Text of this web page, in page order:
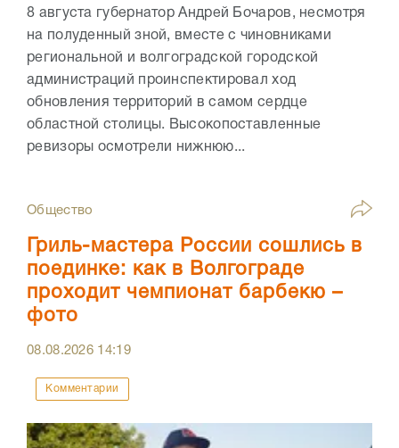
8 августа губернатор Андрей Бочаров, несмотря
на полуденный зной, вместе с чиновниками
региональной и волгоградской городской
администраций проинспектировал ход
обновления территорий в самом сердце
областной столицы. Высокопоставленные
ревизоры осмотрели нижнюю...
Общество
Гриль-мастера России сошлись в
поединке: как в Волгограде
проходит чемпионат барбекю –
фото
08.08.2026 14:19
Комментарии